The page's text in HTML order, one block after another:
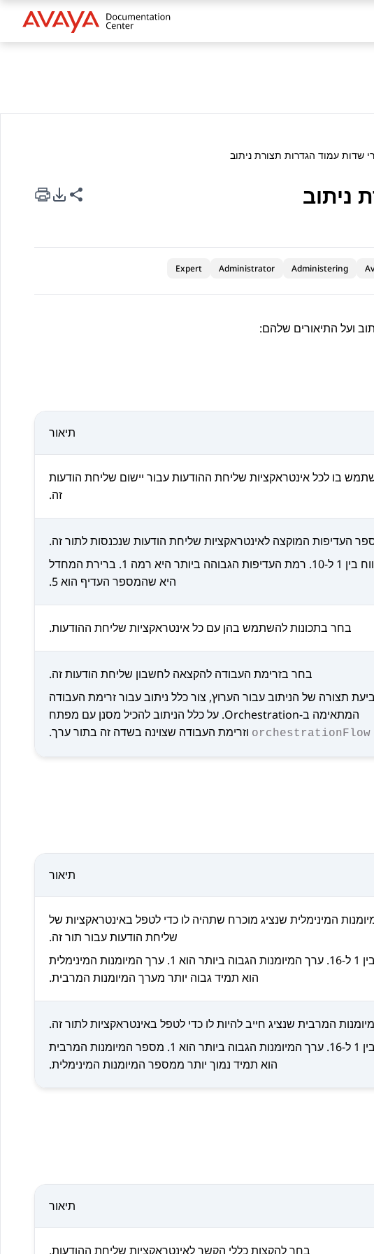
שדות עמוד הגדרות תצורת ניתוב
ניתוב this page
Options
Administering
Administrator
Expert
ועל התיאורים שלהם:
תיאור
בו לכל אינטראקציות שליחת ההודעות עבור יישום שליחת הודעות
זה.
העדיפות המוקצה לאינטראקציות שליחת הודעות שנכנסות לתור זה.
ניתן להגדיר בטווח בין 1 ל-10. רמת העדיפות הגבוהה ביותר היא רמה 1. ברירת המחדל
היא שהמספר העדיף הוא 5.
בחר בתכונות להשתמש בהן עם כל אינטראקציות שליחת ההודעות.
בחר בזרימת העבודה להקצאה לחשבון שליחת הודעות זה.
תצורה של הניתוב עבור הערוץ, צור כלל ניתוב עבור זרימת העבודה
המתאימה ב-Orchestration. על כלל הניתוב להכיל מסנן עם מפתח
orchestrationFlow וזרימת העבודה שצוינה בשדה זה בתור ערך.
תיאור
המינימלית שנציג מוכרח שתהיה לו כדי לטפל באינטראקציות של
שליחת הודעות עבור תור זה.
ניתן להגדיר בטווח בין 1 ל-16. ערך המיומנות הגבוה ביותר הוא 1. ערך המיומנות המינימלית
הוא תמיד גבוה יותר מערך המיומנות המרבית.
המרבית שנציג חייב להיות לו כדי לטפל באינטראקציות לתור זה.
ניתן להגדיר בטווח בין 1 ל-16. ערך המיומנות הגבוה ביותר הוא 1. מספר המיומנות המרבית
הוא תמיד נמוך יותר ממספר המיומנות המינימלית.
תיאור
בחר להקצות כללי הקשר לאינטראקציות שליחת ההודעות.